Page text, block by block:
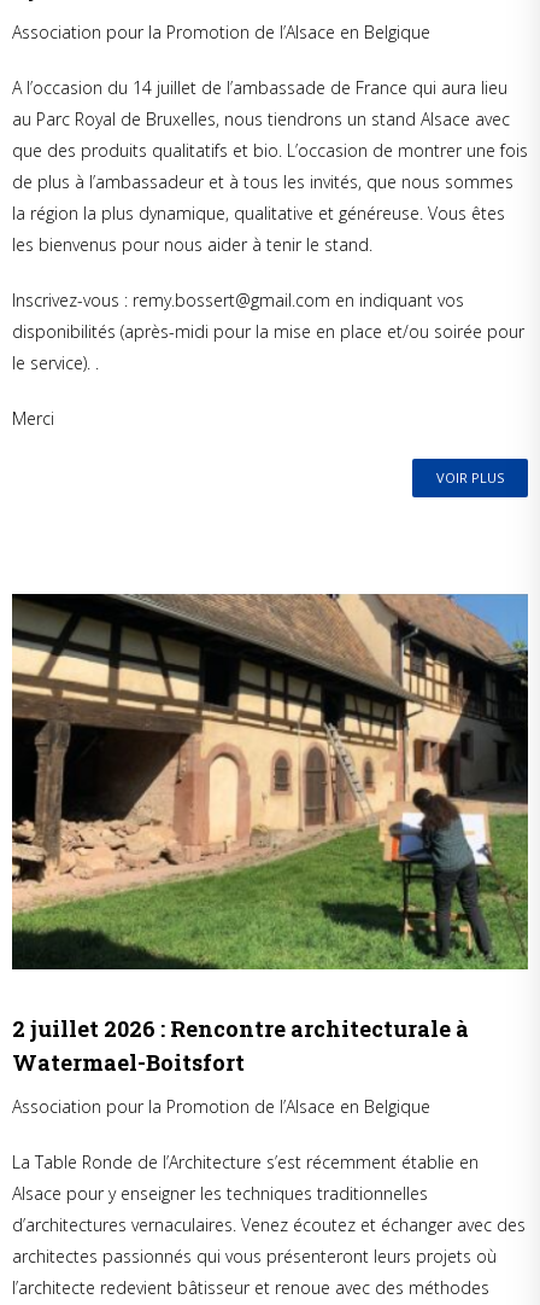
Association pour la Promotion de l’Alsace en Belgique
A l’occasion du 14 juillet de l’ambassade de France qui aura lieu
au Parc Royal de Bruxelles, nous tiendrons un stand Alsace avec
que des produits qualitatifs et bio. L’occasion de montrer une fois
de plus à l’ambassadeur et à tous les invités, que nous sommes
la région la plus dynamique, qualitative et généreuse. Vous êtes
les bienvenus pour nous aider à tenir le stand.
Inscrivez-vous : remy.bossert@gmail.com en indiquant vos
disponibilités (après-midi pour la mise en place et/ou soirée pour
le service). .
Merci
VOIR PLUS
2 juillet 2026 : Rencontre architecturale à
Watermael-Boitsfort
Association pour la Promotion de l’Alsace en Belgique
La Table Ronde de l’Architecture s’est récemment établie en
Alsace pour y enseigner les techniques traditionnelles
d’architectures vernaculaires. Venez écoutez et échanger avec des
architectes passionnés qui vous présenteront leurs projets où
l’architecte redevient bâtisseur et renoue avec des méthodes